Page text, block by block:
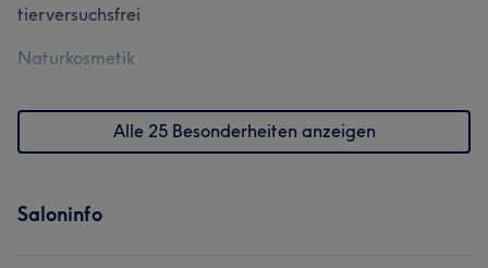
tierversuchsfrei
Naturkosmetik
Alle 25 Besonderheiten anzeigen
Saloninfo